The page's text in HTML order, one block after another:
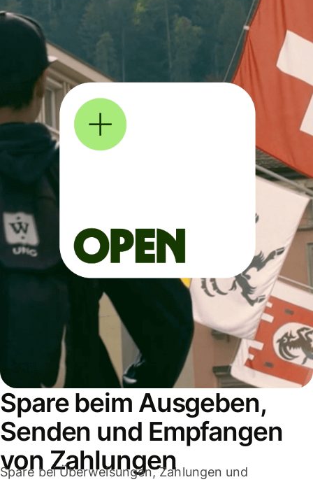
Spare beim Ausgeben,
Senden und Empfangen
von Zahlungen
Spare bei Überweisungen, Zahlungen und